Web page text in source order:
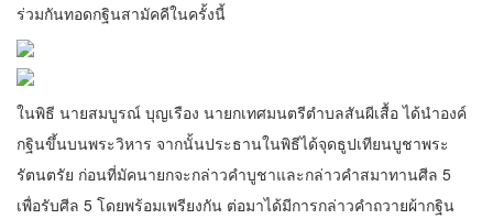
ร่วมกันทอดกฐินสามัคคีในครั้งนี้
ในพิธี นายสมบูรณ์ บุญเรือง นายกเทศมนตรีตำบลสันผีเสื้อ ได้นำองค์
กฐินขึ้นบนพระวิหาร จากนั้นประธานในพิธีได้จุดธูปเทียนบูชาพระ
รัตนตรัย ก่อนที่มัคนายกจะกล่าวคำบูชาและกล่าวคำสมาทานศีล 5
เพื่อรับศีล 5 โดยพร้อมเพรียงกัน ต่อมาได้มีการกล่าวคำถวายผ้ากฐิน